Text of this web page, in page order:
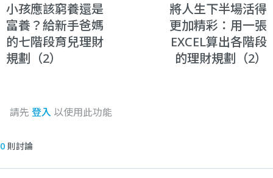
小孩應該窮養還是
富養？給新手爸媽
的七階段育兒理財
規劃（2）
將人生下半場活得
更加精彩：用一張
EXCEL算出各階段
的理財規劃（2）
請先 登入 以使用此功能
0 則討論